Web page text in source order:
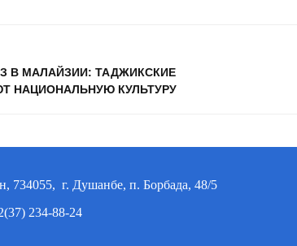
В МАЛАЙЗИИ: ТАДЖИКСКИЕ
НАЦИОНАЛЬНУЮ КУЛЬТУРУ
734055, г. Душанбе, п. Борбада, 48/5
234-88-24